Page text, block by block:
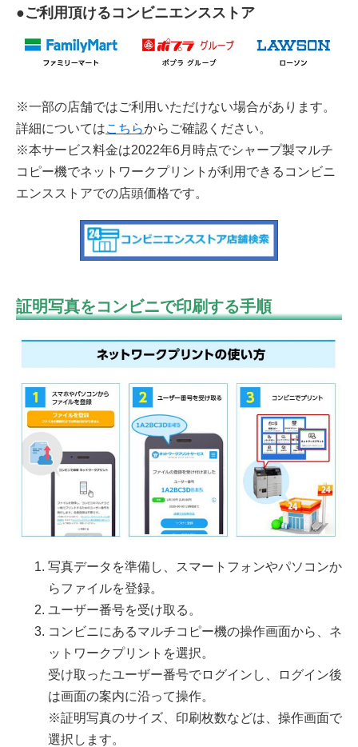
●ご利用頂けるコンビニエンスストア
※一部の店舗ではご利用いただけない場合があります。
詳細についてはこちらからご確認ください。
※本サービス料金は2022年6月時点でシャープ製マルチ
コピー機でネットワークプリントが利用できるコンビニ
エンスストアでの店頭価格です。
証明写真をコンビニで印刷する手順
写真データを準備し、スマートフォンやパソコンか
らファイルを登録。
ユーザー番号を受け取る。
コンビニにあるマルチコピー機の操作画面から、ネ
ットワークプリントを選択。
受け取ったユーザー番号でログインし、ログイン後
は画面の案内に沿って操作。
※証明写真のサイズ、印刷枚数などは、操作画面で
選択します。